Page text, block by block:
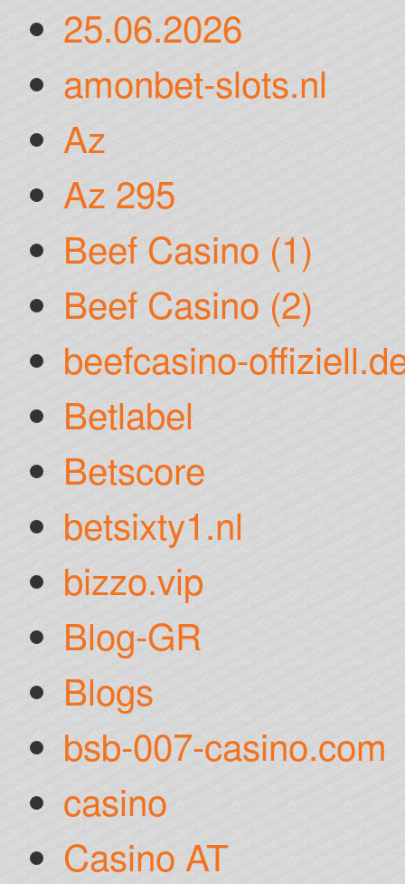
25.06.2026
amonbet-slots.nl
Az
Az 295
Beef Casino (1)
Beef Casino (2)
beefcasino-
Betlabel
Betscore
betsixty1.nl
bizzo.vip
Blog-GR
Blogs
bsb-007-casino.com
casino
Casino AT